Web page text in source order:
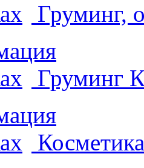
Груминг,
Груминг